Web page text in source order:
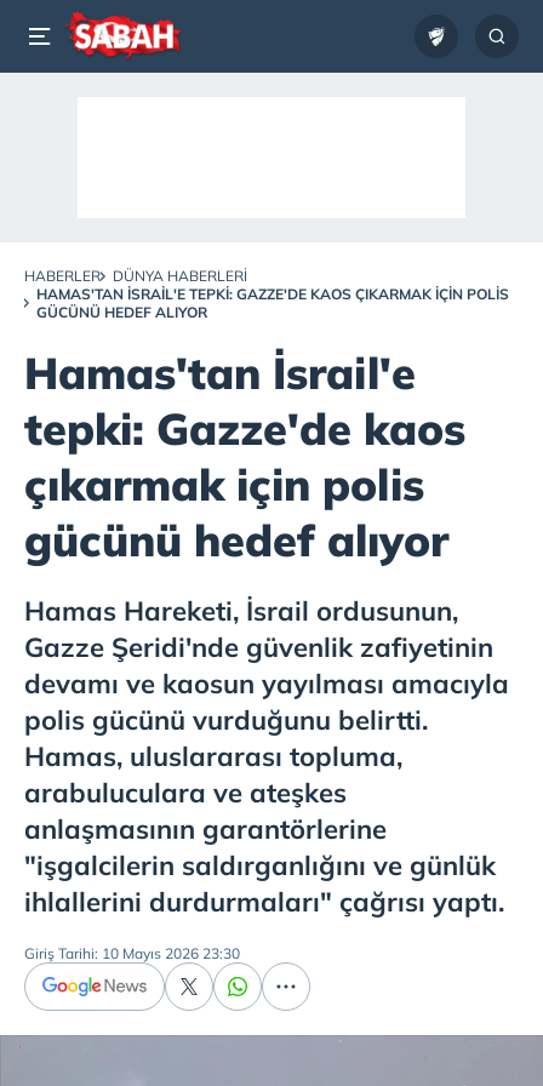
HABERLER
DÜNYA HABERLERI
HAMAS'TAN İSRAIL'E TEPKI: GAZZE'DE KAOS ÇIKARMAK IÇIN POLIS
GÜCÜNÜ HEDEF ALIYOR
Hamas'tan İsrail'e
tepki: Gazze'de kaos
çıkarmak için polis
gücünü hedef alıyor
Hamas Hareketi, İsrail ordusunun,
Gazze Şeridi'nde güvenlik zafiyetinin
devamı ve kaosun yayılması amacıyla
polis gücünü vurduğunu belirtti.
Hamas, uluslararası topluma,
arabuluculara ve ateşkes
anlaşmasının garantörlerine
"işgalcilerin saldırganlığını ve günlük
ihlallerini durdurmaları" çağrısı yaptı.
Giriş Tarihi: 10 Mayıs 2026 23:30